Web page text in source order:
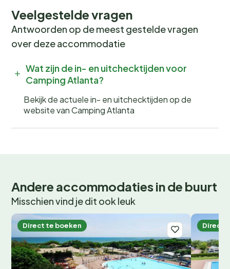
Veelgestelde vragen
Antwoorden op de meest gestelde vragen
over deze accommodatie
Wat zijn de in- en uitchecktijden voor
Camping Atlanta?
Bekijk de actuele in- en uitchecktijden op de
website van Camping Atlanta
Andere accommodaties in de buurt
Misschien vind je dit ook leuk
Direct te boeken Direct